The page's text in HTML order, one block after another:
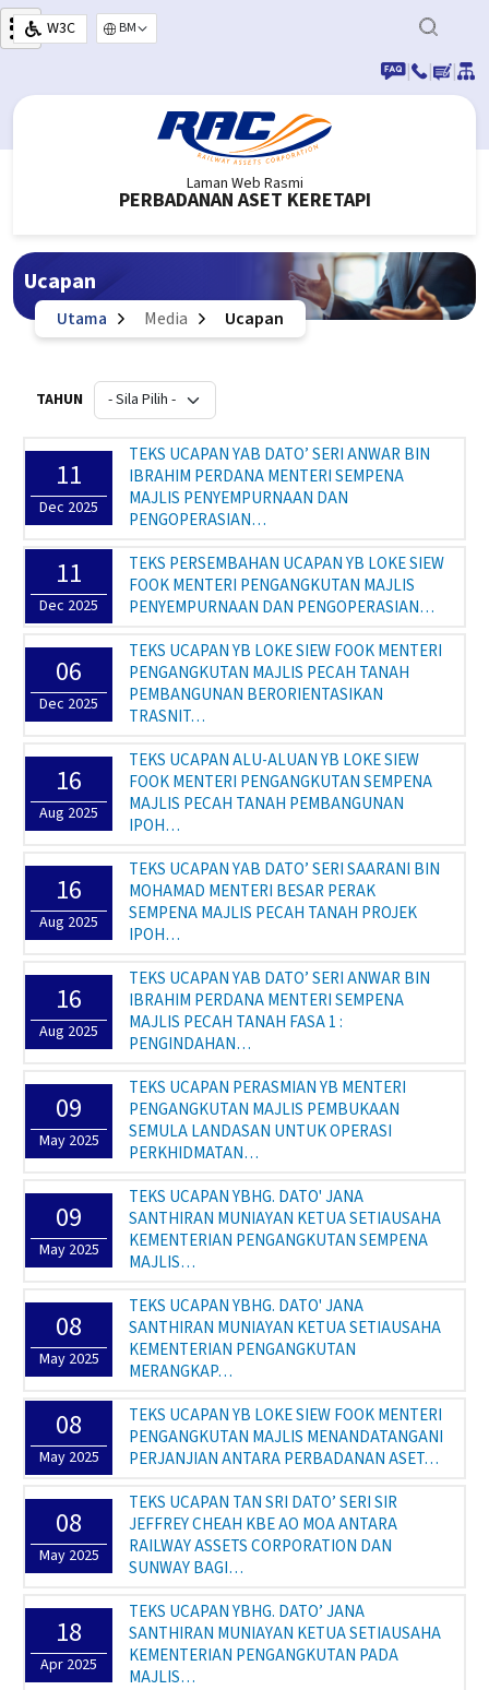
Langkau ke kandungan utama
W3C
Select your language
|
| |
Laman Web Rasmi
PERBADANAN ASET KERETAPI
Ucapan
Utama Media Ucapan
TAHUN
11
Dec 2025
TEKS UCAPAN YAB DATO’ SERI ANWAR BIN
IBRAHIM PERDANA MENTERI SEMPENA
MAJLIS PENYEMPURNAAN DAN
PENGOPERASIAN…
11
Dec 2025
TEKS PERSEMBAHAN UCAPAN YB LOKE SIEW
FOOK MENTERI PENGANGKUTAN MAJLIS
PENYEMPURNAAN DAN PENGOPERASIAN…
06
Dec 2025
TEKS UCAPAN YB LOKE SIEW FOOK MENTERI
PENGANGKUTAN MAJLIS PECAH TANAH
PEMBANGUNAN BERORIENTASIKAN
TRASNIT…
16
Aug 2025
TEKS UCAPAN ALU-ALUAN YB LOKE SIEW
FOOK MENTERI PENGANGKUTAN SEMPENA
MAJLIS PECAH TANAH PEMBANGUNAN
IPOH…
16
Aug 2025
TEKS UCAPAN YAB DATO’ SERI SAARANI BIN
MOHAMAD MENTERI BESAR PERAK
SEMPENA MAJLIS PECAH TANAH PROJEK
IPOH…
16
Aug 2025
TEKS UCAPAN YAB DATO’ SERI ANWAR BIN
IBRAHIM PERDANA MENTERI SEMPENA
MAJLIS PECAH TANAH FASA 1 :
PENGINDAHAN…
09
May 2025
TEKS UCAPAN PERASMIAN YB MENTERI
PENGANGKUTAN MAJLIS PEMBUKAAN
SEMULA LANDASAN UNTUK OPERASI
PERKHIDMATAN…
09
May 2025
TEKS UCAPAN YBHG. DATO' JANA
SANTHIRAN MUNIAYAN KETUA SETIAUSAHA
KEMENTERIAN PENGANGKUTAN SEMPENA
MAJLIS…
08
May 2025
TEKS UCAPAN YBHG. DATO' JANA
SANTHIRAN MUNIAYAN KETUA SETIAUSAHA
KEMENTERIAN PENGANGKUTAN
MERANGKAP…
08
May 2025
TEKS UCAPAN YB LOKE SIEW FOOK MENTERI
PENGANGKUTAN MAJLIS MENANDATANGANI
PERJANJIAN ANTARA PERBADANAN ASET…
08
May 2025
TEKS UCAPAN TAN SRI DATO’ SERI SIR
JEFFREY CHEAH KBE AO MOA ANTARA
RAILWAY ASSETS CORPORATION DAN
SUNWAY BAGI…
18
Apr 2025
TEKS UCAPAN YBHG. DATO’ JANA
SANTHIRAN MUNIAYAN KETUA SETIAUSAHA
KEMENTERIAN PENGANGKUTAN PADA
MAJLIS…